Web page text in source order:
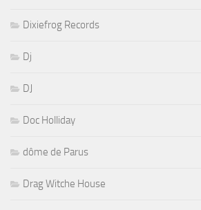
Dixiefrog Records
Dj
DJ
Doc Holliday
dôme de Parus
Drag Witche House